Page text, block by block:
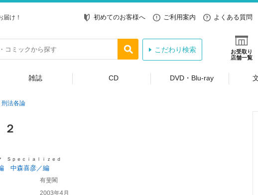
け！ 初めてのお客様へ ご利用案内 よくある質問
お受取り
店舗一覧
こだわり検索
雑誌 CD DVD・Blu-ray
刑法各論
Ｓｐｅｃｉａｌｉｚｅｄ
中森喜彦／編
有斐閣
2003年4月